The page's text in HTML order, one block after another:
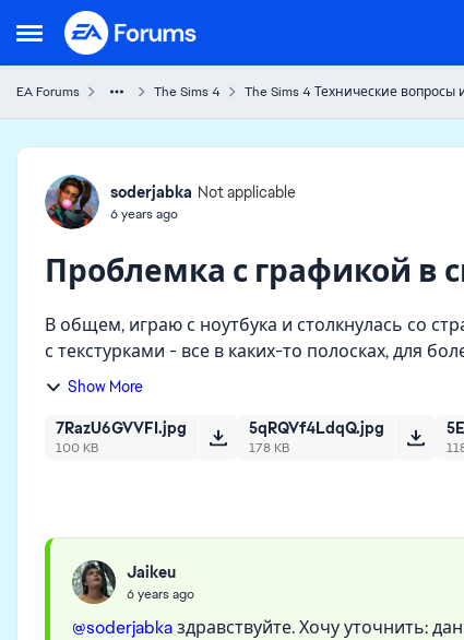
Open Side Menu
Skip to content
EA Forums The Sims 4 The Sims 4 Технические вопросы
Forum Discussion
soderjabka Not applicable
6 years ago
Проблемка с графикой в
В общем, играю с ноутбука и столкнулась со
с текстурками - все в каких-то полосках, для
Прошарила инет ...
Show More
7RazU6GVVFI.jpg
100 KB
5qRQVf4LdqQ.jpg
178 KB
Jaikeu
6 years ago
@soderjabkaздравствуйте. Хочу уточнить: